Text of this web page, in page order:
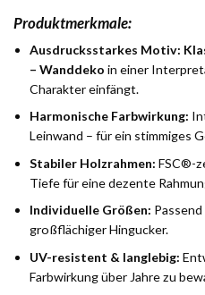
Produktmerkmale:
Ausdrucksstarkes Motiv:
– Wanddeko in einer
Charakter einfängt.
Harmonische Farbwirkung:
Leinwand – für ein stimmiges
Stabiler Holzrahmen: FSC®-
Tiefe für eine dezente
Individuelle Größen:
großflächiger Hingucker.
UV-resistent & langlebig:
Farbwirkung über Jahre zu